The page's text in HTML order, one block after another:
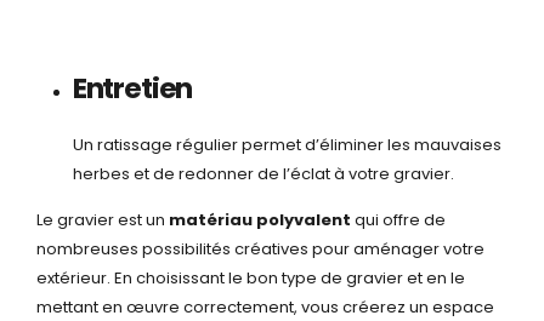
Entretien
Un ratissage régulier permet d’éliminer les mauvaises
herbes et de redonner de l’éclat à votre gravier.
Le gravier est un matériau polyvalent qui offre de
nombreuses possibilités créatives pour aménager votre
extérieur. En choisissant le bon type de gravier et en le
mettant en œuvre correctement, vous créerez un espace